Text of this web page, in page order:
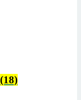
(18)